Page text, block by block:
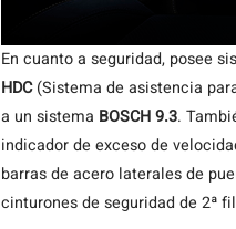
En cuanto a seguridad, posee
HDC(Sistema de asistencia
a un sistema BOSCH 9.3.
indicador de exceso de
barras de acero laterales de
cinturones de seguridad de 2ª